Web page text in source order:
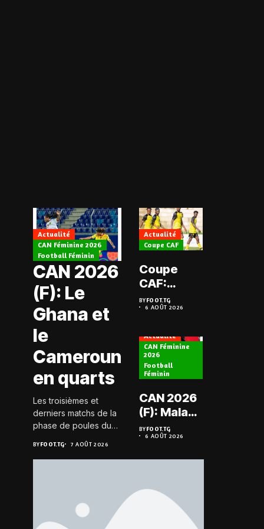
Actualité
CAN Féminine 2026
Football Féminin
CAN 2026
(F): Le
Ghana et
le
Cameroun
en quarts
Les troisièmes et
derniers matchs de la
phase de poules du
féminine 2026 se sont
joués le 6 août 2026 à
BYFOOT.TG 7 AOÛT 2026
Actualité
Coupe CAF
Coupe
CAF:
L’ASKO du
Togo face
du Niger
BYFOOT.TG
6 AOÛT 2026
Actualité
CAN Féminine
2026
Football
Féminin
CAN 2026
(F): Malawi
historique,
le Nigeria
BYFOOT.TG
6 AOÛT 2026